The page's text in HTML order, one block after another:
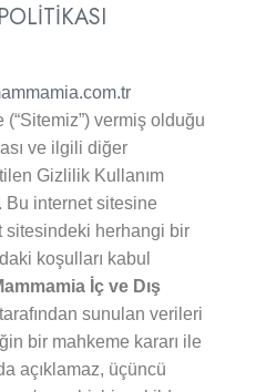
vermiş olduğu
ve ilgili diğer
Gizlilik Kullanım
Bu internet sitesine
sitesindeki herhangi bir
koşulları kabul
İç ve Dış
sunulan verileri
bir mahkeme kararı ile
açıklamaz, üçüncü